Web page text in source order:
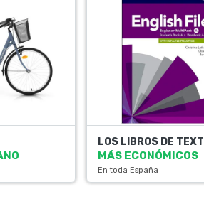
LOS LIBROS DE
MÁS ECONÓMICOS
En toda España